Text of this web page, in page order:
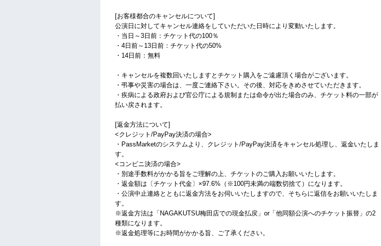
[お客様都合のキャンセルについて]
公演日に対してキャンセル連絡をしていただいた日時により変動いたします。
・当日～3日前：チケット代の100％
・4日前～13日前：チケット代の50%
・14日前：無料
・キャンセルを複数回いたしますとチケット購入をご遠慮頂く場合がございます。
・弔事や災害の場合は、一度ご連絡下さい。その後、対応をきめさせていただきます。
・疾病による政府および官公庁による規制または命令が出た場合のみ、チケット料の一部が
払い戻されます。
[返金方法について]
<クレジット/PayPay決済の場合>
・PassMarketのシステムより、クレジット/PayPay決済をキャンセル処理し、返金いたしま
す。
<コンビニ決済の場合>
・別途手数料がかかる旨をご理解の上、チケットのご購入お願いいたします。
・返金額は〔チケット代金〕×97.6%（※100円未満の端数切捨て）になります。
・公演中止連絡とともに返金方法をお伺いいたしますので、そちらに返信をお願いいたしま
す。
※返金方法は「NAGAKUTSU梅田店での現金払戻」or「他同額公演へのチケット振替」の2
種類になります。
※返金処理等にお時間がかかる旨、ご了承ください。